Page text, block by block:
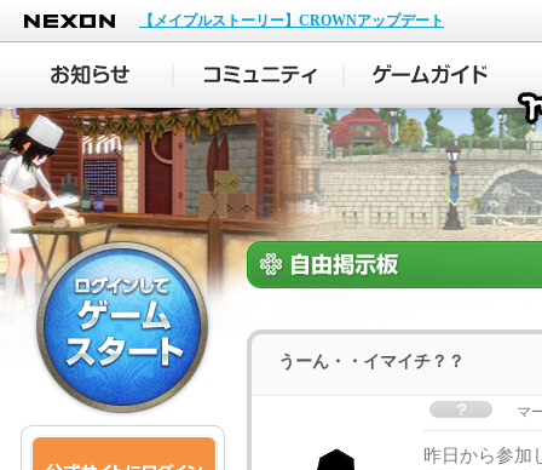
NEXON
【メイプルストーリー】CROWNアップデート
うーん・・イマイチ？？
マ
昨日から参加